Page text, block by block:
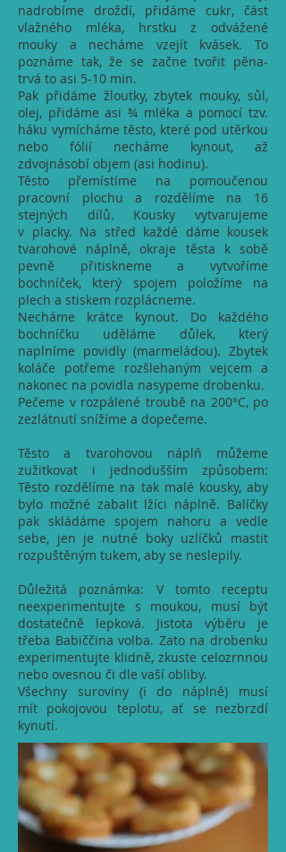
nadrobíme droždí, přidáme cukr, část
vlažného mléka, hrstku z odvážené
mouky a necháme vzejít kvásek. To
poznáme tak, že se začne tvořit pěna-
trvá to asi 5-10 min.
Pak přidáme žloutky, zbytek mouky, sůl,
olej, přidáme asi ¾ mléka a pomocí tzv.
háku vymícháme těsto, které pod utěrkou
nebo fólií necháme kynout, až
zdvojnásobí objem (asi hodinu).
Těsto přemístíme na pomoučenou
pracovní plochu a rozdělíme na 16
stejných dílů. Kousky vytvarujeme
v placky. Na střed každé dáme kousek
tvarohové náplně, okraje těsta k sobě
pevně přitiskneme a vytvoříme
bochníček, který spojem položíme na
plech a stiskem rozplácneme.
Necháme krátce kynout. Do každého
bochníčku uděláme důlek, který
naplníme povidly (marmeládou). Zbytek
koláče potřeme rozšlehaným vejcem a
nakonec na povidla nasypeme drobenku.
Pečeme v rozpálené troubě na 200°C, po
zezlátnutí snížíme a dopečeme.
Těsto a tvarohovou náplň můžeme
zužitkovat i jednodušším způsobem:
Těsto rozdělíme na tak malé kousky, aby
bylo možné zabalit lžíci náplně. Balíčky
pak skládáme spojem nahoru a vedle
sebe, jen je nutné boky uzlíčků mastit
rozpuštěným tukem, aby se neslepily.
Důležitá poznámka: V tomto receptu
neexperimentujte s moukou, musí být
dostatečně lepková. Jistota výběru je
třeba Babiččina volba. Zato na drobenku
experimentujte klidně, zkuste celozrnnou
nebo ovesnou či dle vaší obliby.
Všechny suroviny (i do náplně) musí
mít pokojovou teplotu, ať se nezbrzdí
kynutí.